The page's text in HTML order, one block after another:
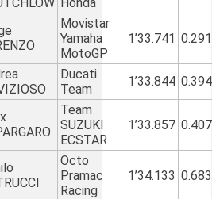
Movistar
Yamaha
MotoGP
1’33.741
Ducati
Team
1’33.844
Team
SUZUKI
ECSTAR
1’33.857
Octo
Pramac
Racing
1’34.133